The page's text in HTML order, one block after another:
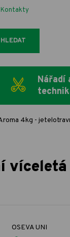
Kontakty
HLEDAT
Nářadí
4kg -
OSEVA UNI